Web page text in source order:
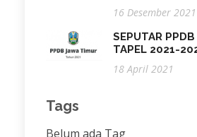
16 Desember 2021
SEPUTAR
TAPEL 2021-
18 April 2021
Tags
Belum ada Tag